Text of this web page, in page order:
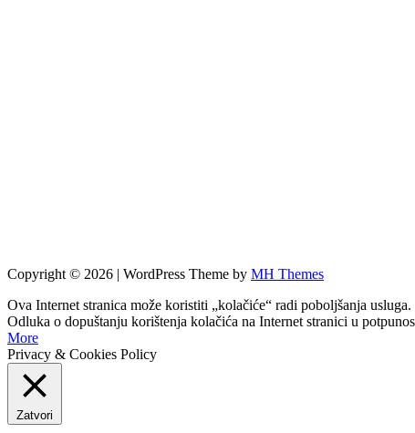
Copyright © 2026 | WordPress Theme by MH Themes
Ova Internet stranica može koristiti „kolačiće“ radi poboljšanja usluga.
Odluka o dopuštanju korištenja kolačića na Internet stranici u
More
Privacy & Cookies Policy
Zatvori